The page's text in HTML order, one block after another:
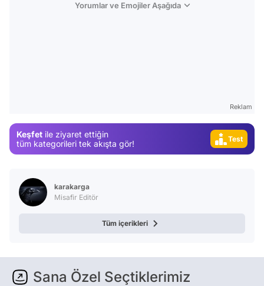
Yorumlar ve Emojiler Aşağıda
Reklam
Keşfet ile ziyaret ettiğin
tüm kategorileri tek akışta gör!
Gündem
karakarga
Misafir Editör
Tüm içerikleri
Sana Özel Seçtiklerimiz